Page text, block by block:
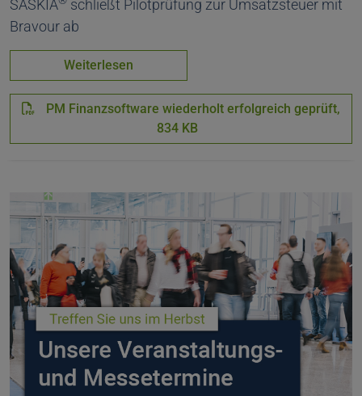
SASKIA
schließt Pilotprüfung zur Umsatzsteuer mit
Bravour ab
Weiterlesen
PM Finanzsoftware wiederholt erfolgreich geprüft,
834 KB